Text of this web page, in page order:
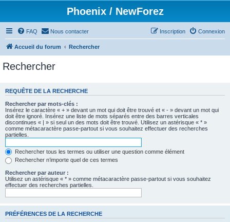
Phoenix / NewForez
FAQ Nous contacter Connexion
Inscription
Accueil du forum Rechercher
Rechercher
REQUÊTE DE LA RECHERCHE
Rechercher par mots-clés :
Insérez le caractère « + » devant un mot qui doit être trouvé et « - » devant un mot qui
doit être ignoré. Insérez une liste de mots séparés entre des barres verticales
discontinues « | » si seul un des mots doit être trouvé. Utilisez un astérisque « * »
comme métacaractère passe-partout si vous souhaitez effectuer des recherches
partielles.
Rechercher tous les termes ou utiliser une question comme élément
Rechercher n’importe quel de ces termes
Rechercher par auteur :
Utilisez un astérisque « * » comme métacaractère passe-partout si vous souhaitez
effectuer des recherches partielles.
PRÉFÉRENCES DE LA RECHERCHE